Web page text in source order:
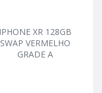
IPHONE XR 128GB
SWAP VERMELHO
GRADE A